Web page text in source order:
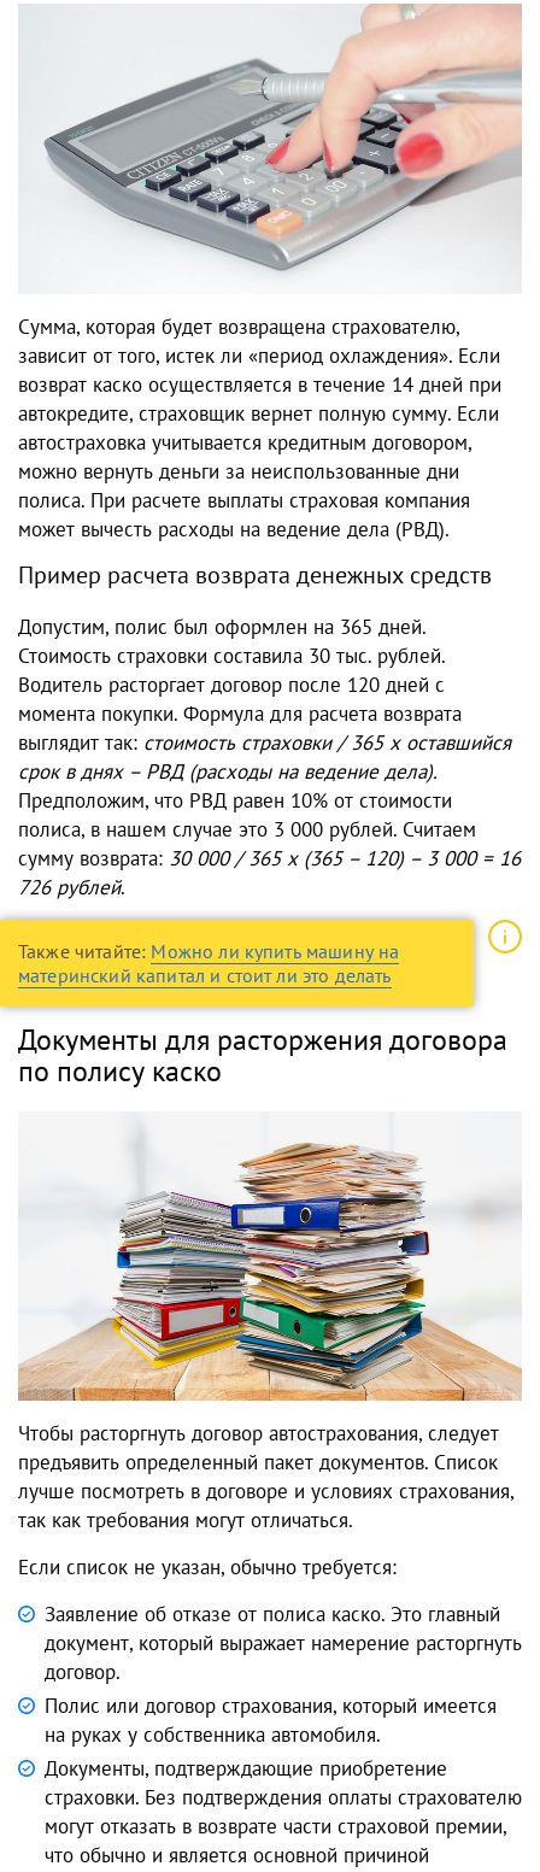
Сумма, которая будет возвращена страхователю,
зависит от того, истек ли «период охлаждения». Если
возврат каско осуществляется в течение 14 дней при
автокредите, страховщик вернет полную сумму. Если
автостраховка учитывается кредитным договором,
можно вернуть деньги за неиспользованные дни
полиса. При расчете выплаты страховая компания
может вычесть расходы на ведение дела (РВД).
Пример расчета возврата денежных средств
Допустим, полис был оформлен на 365 дней.
Стоимость страховки составила 30 тыс. рублей.
Водитель расторгает договор после 120 дней с
момента покупки. Формула для расчета возврата
выглядит так: стоимость страховки / 365 х оставшийся
срок в днях – РВД (расходы на ведение дела).
Предположим, что РВД равен 10% от стоимости
полиса, в нашем случае это 3 000 рублей. Считаем
сумму возврата: 30 000 / 365 х (365 – 120) – 3 000 = 16
726 рублей.
Также читайте: Можно ли купить машину на
материнский капитал и стоит ли это делать
Документы для расторжения договора
по полису каско
Чтобы расторгнуть договор автострахования, следует
предъявить определенный пакет документов. Список
лучше посмотреть в договоре и условиях страхования,
так как требования могут отличаться.
Если список не указан, обычно требуется:
Заявление об отказе от полиса каско. Это главный
документ, который выражает намерение расторгнуть
договор.
Полис или договор страхования, который имеется
на руках у собственника автомобиля.
Документы, подтверждающие приобретение
страховки. Без подтверждения оплаты страхователю
могут отказать в возврате части страховой премии,
что обычно и является основной причиной